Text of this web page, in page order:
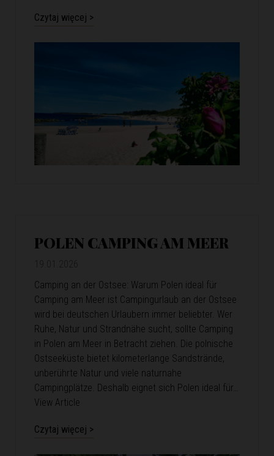
Czytaj więcej >
POLEN CAMPING AM MEER
Camping an der Ostsee: Warum Polen ideal für
Camping am Meer ist Campingurlaub an der Ostsee
wird bei deutschen Urlaubern immer beliebter. Wer
Ruhe, Natur und Strandnähe sucht, sollte Camping
in Polen am Meer in Betracht ziehen. Die polnische
Ostseeküste bietet kilometerlange Sandstrände,
unberührte Natur und viele naturnahe
Campingplätze. Deshalb eignet sich Polen ideal für…
View Article
Czytaj więcej >